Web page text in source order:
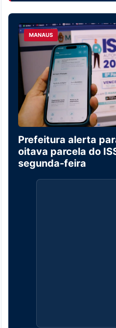
MANAUS
Prefeitura alerta
oitava parcela do
segunda-feira